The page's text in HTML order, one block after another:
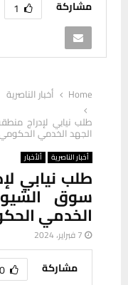
مشاركة 1
Home
أخبار الناصرية
طلب نيابي لإدراج
الجهد الخدمي
أخبار الناصرية ألأخبار
طلب نيابي
سوق
الخدمي
7 فبراير، 2024
مشاركة 0